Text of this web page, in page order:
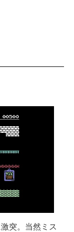
突。当然ミス